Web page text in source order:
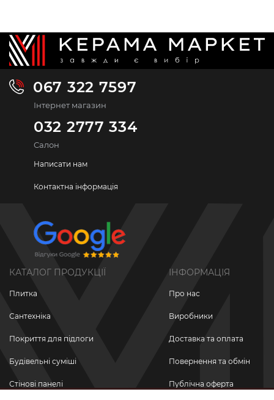
067 322 7597
Інтернет магазин
032 2777 334
Салон
Написати нам
Контактна інформація
КАТАЛОГ ПРОДУКЦІЇ
Плитка
Сантехніка
Покриття для підлоги
Будівельні суміші
Стінові панелі
ІНФОРМАЦІЯ
Про нас
Виробники
Доставка та оплата
Повернення та обмін
Публічна оферта